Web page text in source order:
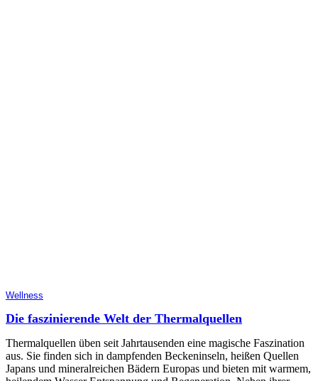
Wellness
Die faszinierende Welt der Thermalquellen
Thermalquellen üben seit Jahrtausenden eine magische Faszination
aus. Sie finden sich in dampfenden Beckeninseln, heißen Quellen
Japans und mineralreichen Bädern Europas und bieten mit warmem,